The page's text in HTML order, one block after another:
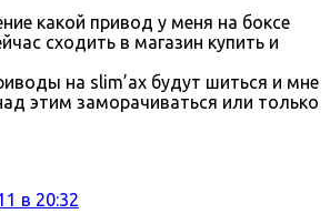
какой привод у меня на боксе
сходить в магазин купить и
на slim’ах будут шиться и мне
этим заморачиваться или только
в 20:32